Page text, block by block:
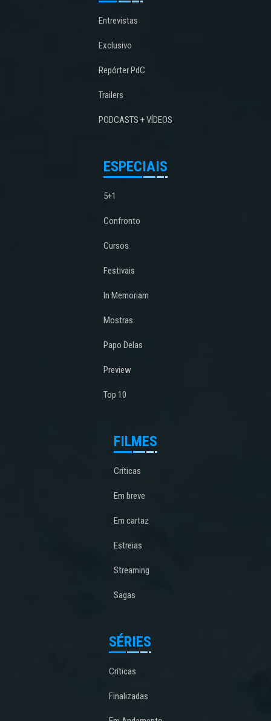
Entrevistas
Exclusivo
Repórter PdC
Trailers
PODCASTS + VÍDEOS
ESPECIAIS
5+1
Confronto
Cursos
Festivais
In Memoriam
Mostras
Papo Delas
Preview
Top 10
FILMES
Críticas
Em breve
Em cartaz
Estreias
Streaming
Sagas
SÉRIES
Críticas
Finalizadas